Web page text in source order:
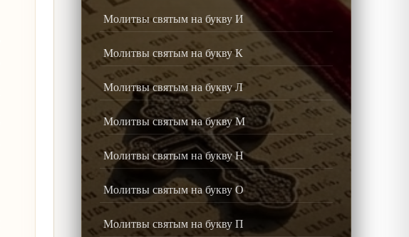
Молитвы святым на букву И
Молитвы святым на букву К
Молитвы святым на букву Л
Молитвы святым на букву М
Молитвы святым на букву Н
Молитвы святым на букву О
Молитвы святым на букву П